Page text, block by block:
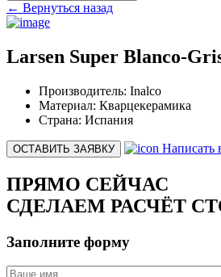
← Вернуться назад
Larsen Super Blanco-
Производитель: Inalco
Материал: Кварцекерамика
Страна: Испания
ОСТАВИТЬ ЗАЯВКУ Написать
ПРЯМО СЕЙЧАС
СДЕЛАЕМ РАСЧЁТ
Заполните форму